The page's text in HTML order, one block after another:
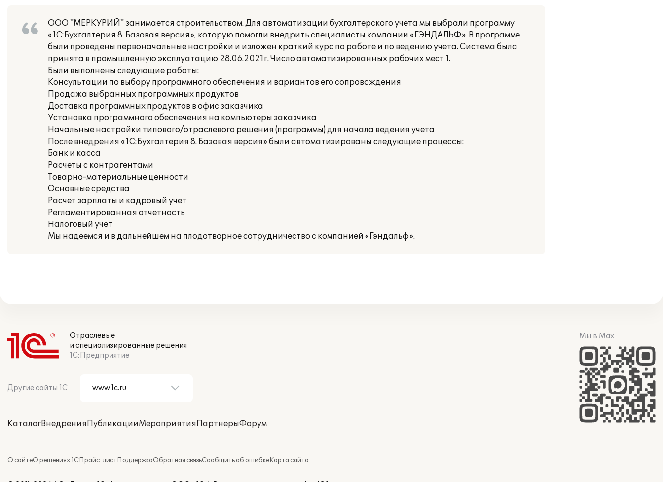
ООО "МЕРКУРИЙ" занимается строительством. Для автоматизации бухгалтерского учета мы выбрали программу
«1С:Бухгалтерия 8. Базовая версия», которую помогли внедрить специалисты компании «ГЭНДАЛЬФ». В программе
были проведены первоначальные настройки и изложен краткий курс по работе и по ведению учета. Система была
принята в промышленную эксплуатацию 28.06.2021г. Число автоматизированных рабочих мест 1.
Были выполнены следующие работы:
Консультации по выбору программного обеспечения и вариантов его сопровождения
Продажа выбранных программных продуктов
Доставка программных продуктов в офис заказчика
Установка программного обеспечения на компьютеры заказчика
Начальные настройки типового/отраслевого решения (программы) для начала ведения учета
После внедрения «1С:Бухгалтерия 8. Базовая версия» были автоматизированы следующие процессы:
Банк и касса
Расчеты с контрагентами
Товарно-материальные ценности
Основные средства
Расчет зарплаты и кадровый учет
Регламентированная отчетность
Налоговый учет
Мы надеемся и в дальнейшем на плодотворное сотрудничество с компанией «Гэндальф».
Отраслевые
и специализированные решения
1С:Предприятие
Другие сайты 1С
КаталогВнедренияПубликацииМероприятияПартнерыФорум
О сайтеО решениях 1СПрайс-листПоддержкаОбратная связьСообщить об ошибкеКарта сайта
Мы в Max